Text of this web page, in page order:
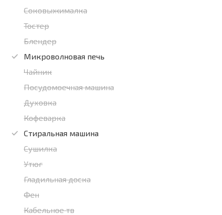
Соковыжималка
Тостер
Блендер
Микроволновая печь
Чайник
Посудомоечная машина
Духовка
Кофеварка
Стиральная машина
Сушилка
Утюг
Гладильная доска
Фен
Кабельное тв